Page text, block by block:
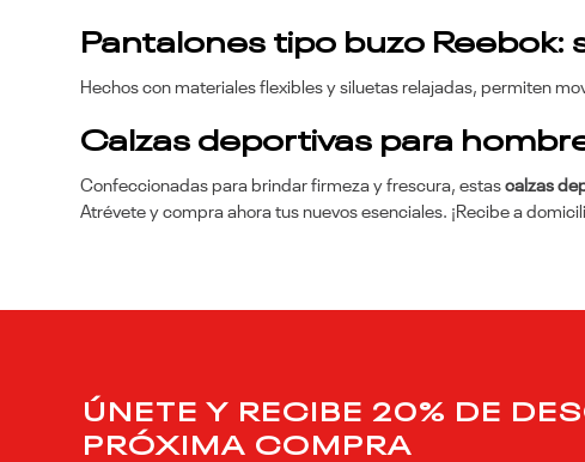
Pantalones tipo buzo
Hechos con materiales flexibles y siluetas relajadas, permiten
Calzas deportivas para
Confeccionadas para brindar firmeza y frescura, estascalzas
Atrévete y compra ahora tus nuevos esenciales. ¡Recibe a
ÚNETE Y RECIBE 20% DE
PRÓXIMA COMPRA